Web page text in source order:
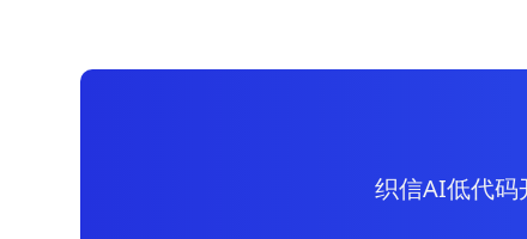
织信AI低代码